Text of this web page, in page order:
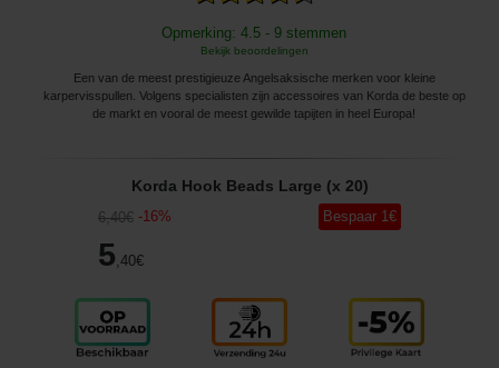
Opmerking: 4.5 - 9 stemmen
Bekijk beoordelingen
Een van de meest prestigieuze Angelsaksische merken voor kleine
karpervisspullen. Volgens specialisten zijn accessoires van Korda de beste op
de markt en vooral de meest gewilde tapijten in heel Europa!
Korda Hook Beads Large (x 20)
6,40€ -16%
5 ,40€
Bespaar 1€